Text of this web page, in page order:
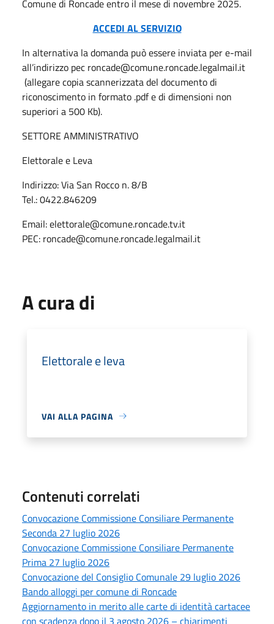
Comune di Roncade entro il mese di novembre 2025.
ACCEDI AL SERVIZIO
In alternativa la domanda può essere inviata per e-mail
all’indirizzo pec roncade@comune.roncade.legalmail.it
(allegare copia scannerizzata del documento di
riconoscimento in formato .pdf e di dimensioni non
superiori a 500 Kb).
SETTORE AMMINISTRATIVO
Elettorale e Leva
Indirizzo: Via San Rocco n. 8/B
Tel.: 0422.846209
Email: elettorale@comune.roncade.tv.it
PEC: roncade@comune.roncade.legalmail.it
A cura di
Elettorale e leva
VAI ALLA PAGINA
Contenuti correlati
Convocazione Commissione Consiliare Permanente
Seconda 27 luglio 2026
Convocazione Commissione Consiliare Permanente
Prima 27 luglio 2026
Convocazione del Consiglio Comunale 29 luglio 2026
Bando alloggi per comune di Roncade
Aggiornamento in merito alle carte di identità cartacee
con scadenza dopo il 3 agosto 2026 – chiarimenti